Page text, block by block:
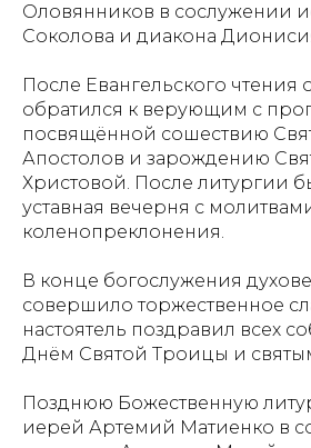
Оловянников в сослужении
Соколова и диакона
После Евангельского
обратился к верующим с
посвящённой сошествию
Апостолов и зарождению
Христовой. После литургии
уставная вечерня с
коленопреклонения.
В конце богослужения
совершило торжественное
настоятель поздравил всех
Днём Святой Троицы и
Позднюю Божественную
иерей Артемий Матиенко в